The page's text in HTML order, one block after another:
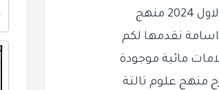
اسامة نقدمها لكم
مائية موجودة
منهج علوم تالتة